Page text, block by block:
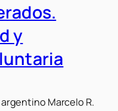
y
Marcelo R.